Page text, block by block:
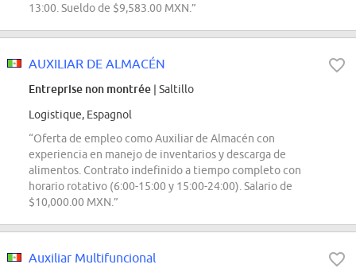
13:00. Sueldo de $9,583.00 MXN.”
AUXILIAR DE ALMACÉN
Entreprise non montrée | Saltillo
Logistique, Espagnol
“Oferta de empleo como Auxiliar de Almacén con
experiencia en manejo de inventarios y descarga de
alimentos. Contrato indefinido a tiempo completo con
horario rotativo (6:00-15:00 y 15:00-24:00). Salario de
$10,000.00 MXN.”
Auxiliar Multifuncional